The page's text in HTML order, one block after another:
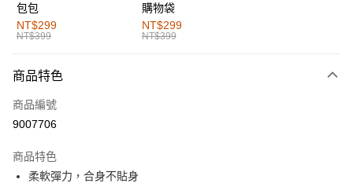
全家取貨付款
每筆NT$60，滿NT$1,000(含以上)免運費
付款後全家取貨
萊爾富取貨付款
付款後萊爾富取貨
包包
NT$299
NT$399
購物袋
NT$299
NT$399
商品特色
商品編號
9007706
商品特色
柔軟彈力，合身不貼身